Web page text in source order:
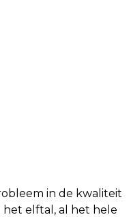
in de kwaliteit
het elftal, al het hele